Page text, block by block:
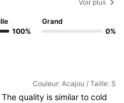
Voir plus
100%
Grand
0%
Couleur: Acajou / Taille: S
The quality is similar to cold